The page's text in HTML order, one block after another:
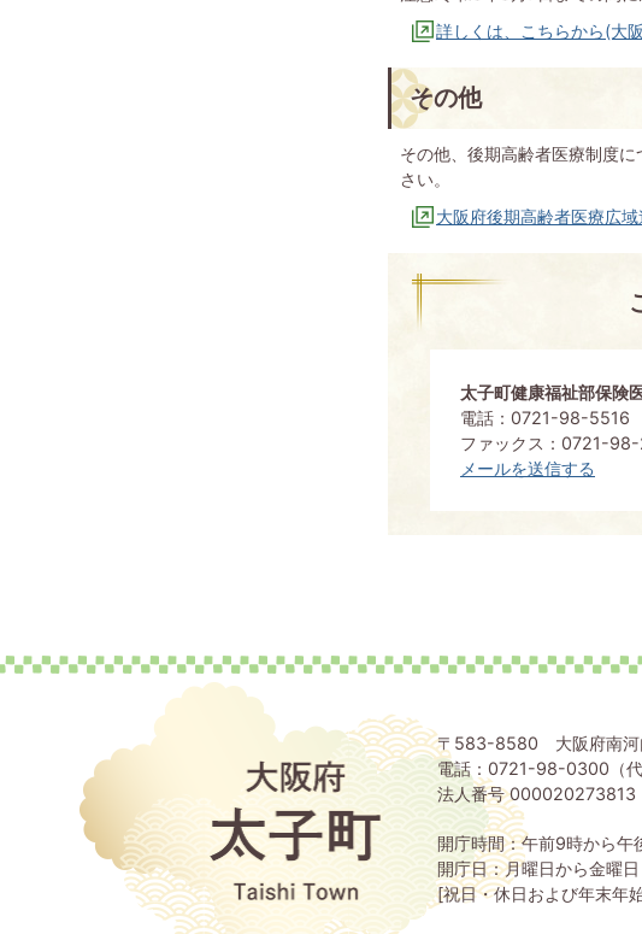
詳しくは、こちらから(大
その他
その他、後期高齢者医療制度
さい。
大阪府後期高齢者医療広
太子町健康福祉部保険
電話：0721-98-5516
ファックス：0721-
メールを送信する
子
Taishi
Town
〒583-8580 大阪府南河
電話：0721-98-0300（
法人番号 000020273813
開庁時間：午前9時から午
開庁日：月曜日から金曜日
[祝日・休日および年末年